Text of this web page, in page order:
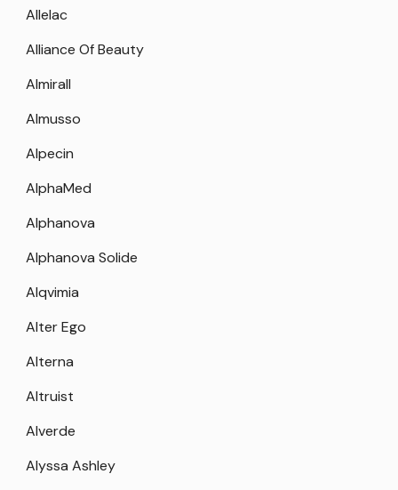
Allelac
Alliance Of Beauty
Almirall
Almusso
Alpecin
AlphaMed
Alphanova
Alphanova Solide
Alqvimia
Alter Ego
Alterna
Altruist
Alverde
Alyssa Ashley